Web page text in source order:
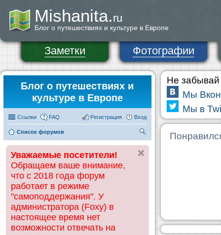
Mishanita.ru
Блог о путешествиях и культуре в Европе
Заметки Фотографии
Блог о путешествиях и
культуре в Европе
Ссылки FAQ Вход
Регистрация
Список форумов
ск
Уважаемые посетители!
Обращаем ваше внимание,
что с 2018 года форум
работает в режиме
"самоподдержания". У
администратора (Foxy) в
настоящее время нет
возможности отвечать на
Не забывай
Мы
Мы в